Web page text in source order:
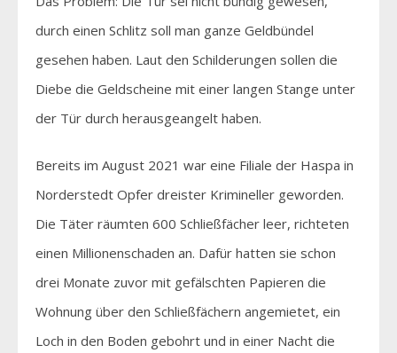
durch einen Schlitz soll man ganze Geldbündel
gesehen haben. Laut den Schilderungen sollen die
Diebe die Geldscheine mit einer langen Stange unter
der Tür durch herausgeangelt haben.
Bereits im August 2021 war eine Filiale der Haspa in
Norderstedt Opfer dreister Krimineller geworden.
Die Täter räumten 600 Schließfächer leer, richteten
einen Millionenschaden an. Dafür hatten sie schon
drei Monate zuvor mit gefälschten Papieren die
Wohnung über den Schließfächern angemietet, ein
Loch in den Boden gebohrt und in einer Nacht die